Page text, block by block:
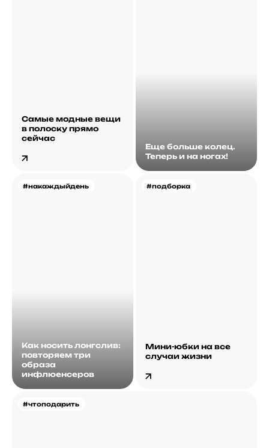
Самые модные вещи
в полоску прямо
сейчас
Еще больше колец.
Теперь и на ногах!
#накаждыйдень
Как носить лонгслив:
повторяем три
образа
инфлюенсеров
#чтоподарить
#подборка
Мини-юбки на все
случаи жизни